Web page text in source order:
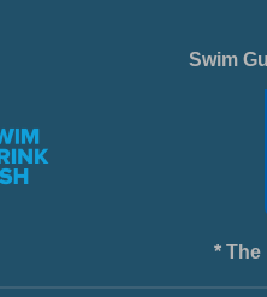
Swim
* The